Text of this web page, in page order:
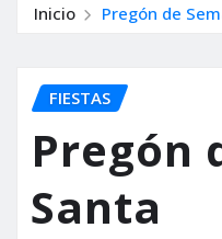
Inicio Pregón de
FIESTAS
Pregón
Santa